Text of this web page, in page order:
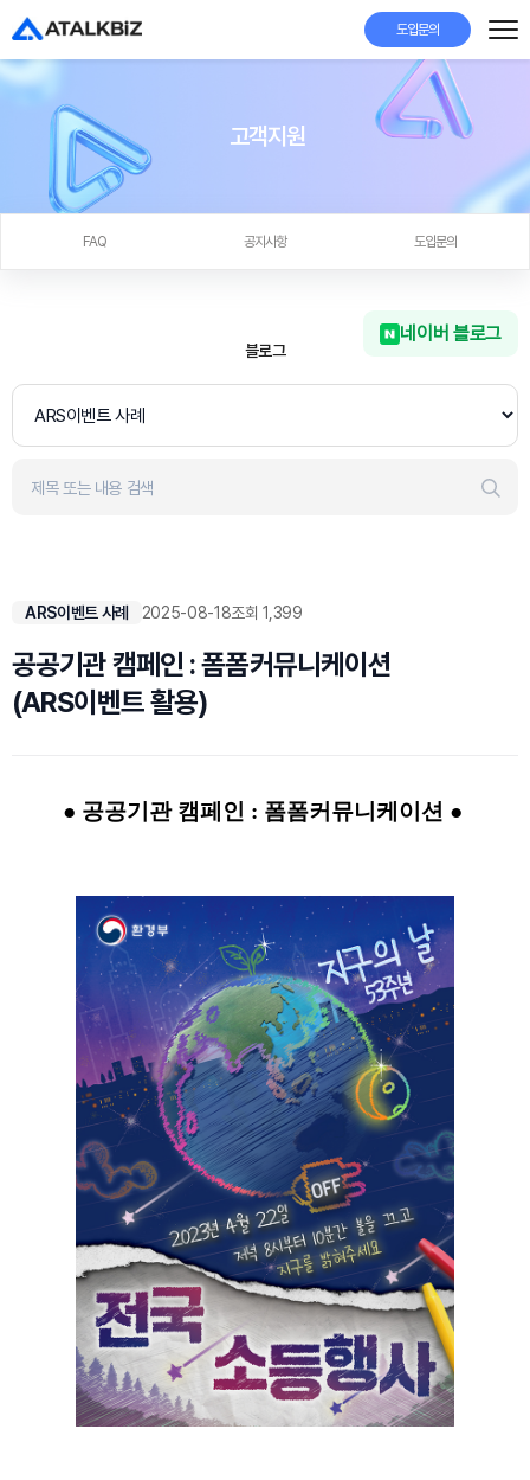
도입문의
고객지원
FAQ 공지사항 도입문의
블로그
네이버 블로그
ARS이벤트 사례 2025-08-18조회 1,399
공공기관 캠페인 : 폼폼커뮤니케이션
(ARS이벤트 활용)
● 공공기관 캠페인 : 폼폼커뮤니케이션 ●